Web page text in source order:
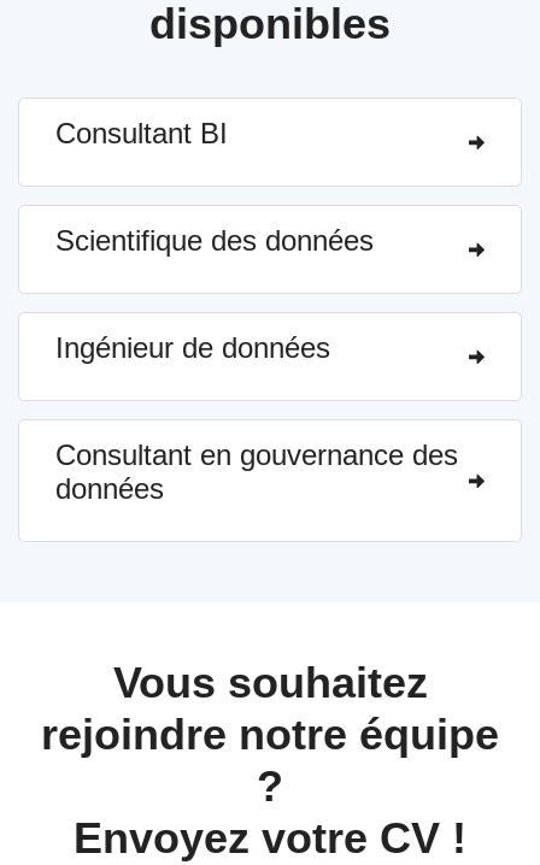
disponibles
Consultant BI
Scientifique des données
Ingénieur de données
Consultant en gouvernance des
données
Vous souhaitez
rejoindre notre équipe
?
Envoyez votre CV !